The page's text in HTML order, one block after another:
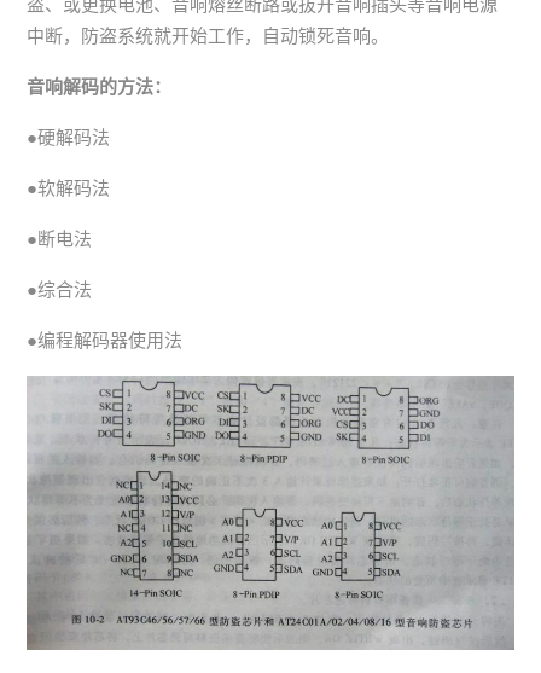
盗、或更换电池、音响熔丝断路或拔开音响插头等音响电源
中断，防盗系统就开始工作，自动锁死音响。
音响解码的方法：
●硬解码法
●软解码法
●断电法
●综合法
●编程解码器使用法